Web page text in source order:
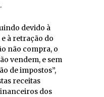
devido à
à retração do
não compra, o
vendem, e sem
de impostos”,
receitas
dos